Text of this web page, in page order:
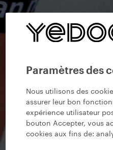
Paramètres des
Nous utilisons des
assurer leur bon
expérience utilisateur
bouton Accepter, vous
cookies aux fins de: